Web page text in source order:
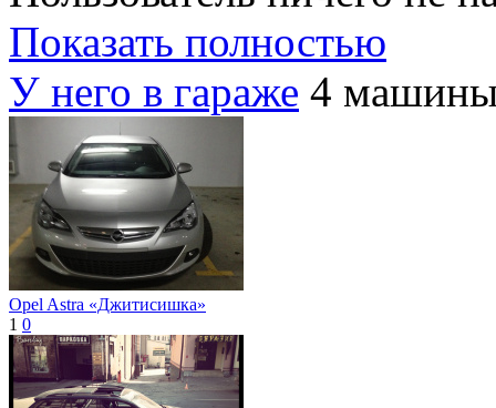
Показать полностью
У него в гараже 4
Opel Astra «Джитисишка»
1 0